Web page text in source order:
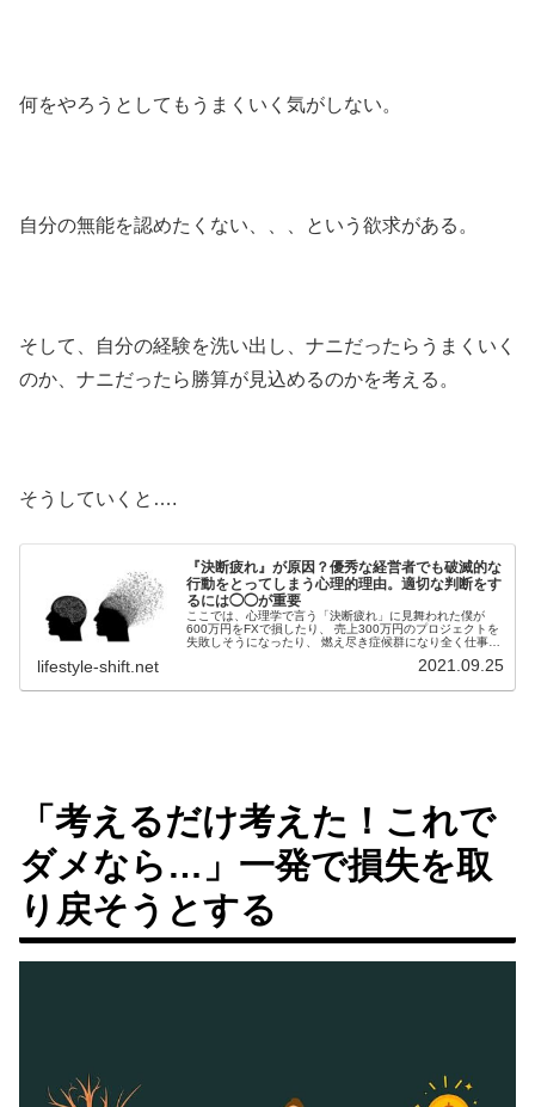
何をやろうとしてもうまくいく気がしない。
自分の無能を認めたくない、、、という欲求がある。
そして、自分の経験を洗い出し、ナニだったらうまくいく
のか、ナニだったら勝算が見込めるのかを考える。
そうしていくと….
『決断疲れ』が原因？優秀な経営者でも破滅的な
行動をとってしまう心理的理由。適切な判断をす
るには◯◯が重要
ここでは、心理学で言う「決断疲れ」に見舞われた僕が
600万円をFXで損したり、 売上300万円のプロジェクトを
失敗しそうになったり、 燃え尽き症候群になり全く仕事す
lifestyle-shift.net 2021.09.25
「考えるだけ考えた！これで
ダメなら…」一発で損失を取
り戻そうとする